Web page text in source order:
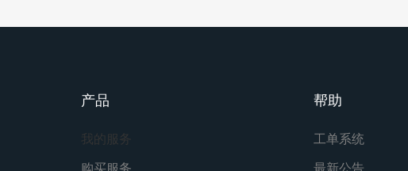
产品
我的服务
帮助
工单系统